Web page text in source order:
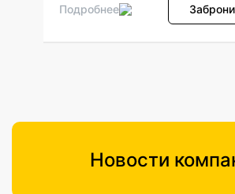
Подробнее
Новости